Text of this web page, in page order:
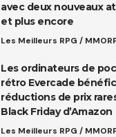
avec deux nouveaux
et plus encore
Les Meilleurs RPG /
Les ordinateurs de
rétro Evercade
réductions de prix
Black Friday d’Amazon
Les Meilleurs RPG /